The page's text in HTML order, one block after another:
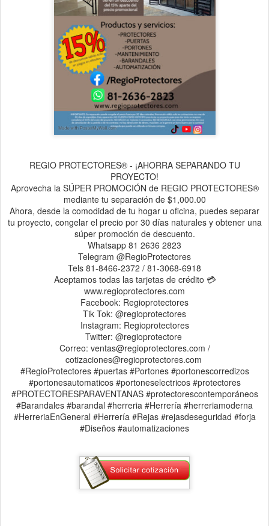
REGIO PROTECTORES® - ¡AHORRA SEPARANDO TU
PROYECTO!
Aprovecha la SÚPER PROMOCIÓN de REGIO PROTECTORES®
mediante tu separación de $1,000.00
Ahora, desde la comodidad de tu hogar u oficina, puedes separar
tu proyecto, congelar el precio por 30 días naturales y obtener una
súper promoción de descuento.
Whatsapp 81 2636 2823
Telegram @RegioProtectores
Tels 81-8466-2372 / 81-3068-6918
Aceptamos todas las tarjetas de crédito 💳
www.regioprotectores.com
Facebook: Regioprotectores
Tik Tok: @regioprotectores
Instagram: Regioprotectores
Twitter: @regioprotectore
Correo: ventas@regioprotectores.com /
cotizaciones@regioprotectores.com
#RegioProtectores #puertas #Portones #portonescorredizos
#portonesautomaticos #portoneselectricos #protectores
#PROTECTORESPARAVENTANAS #protectorescontemporáneos
#Barandales #barandal #herreria #Herrería #herreriamoderna
#HerreriaEnGeneral #Herrería #Rejas #rejasdeseguridad #forja
#Diseños #automatizaciones